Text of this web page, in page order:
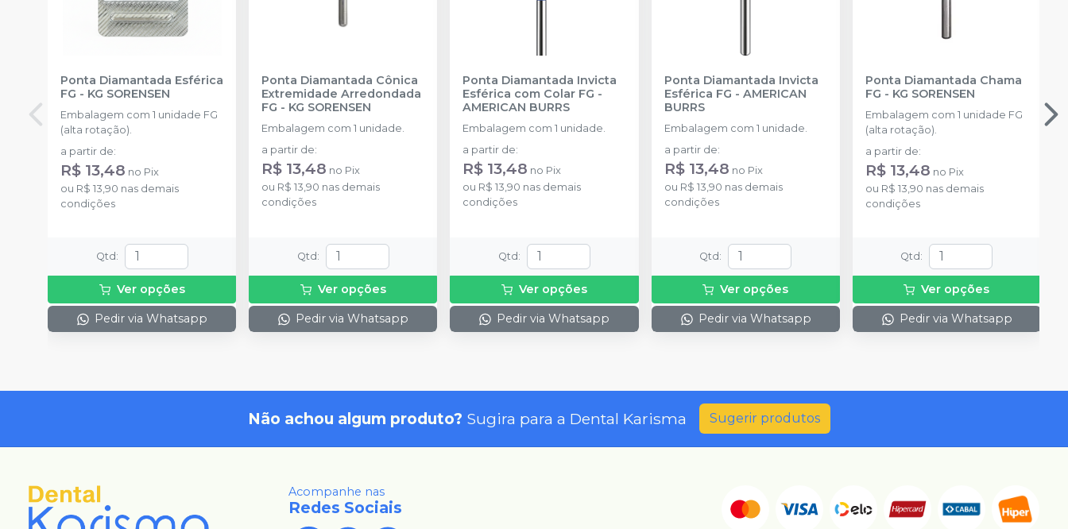
Ponta Diamantada Esférica
FG - KG SORENSEN
Embalagem com 1 unidade FG
(alta rotação).
a partir de:
R$ 13,48 no Pix
ou R$ 13,90 nas demais
condições
Qtd :
Ver opções
Pedir via Whatsapp
Ponta Diamantada Cônica
Extremidade Arredondada
FG - KG SORENSEN
Embalagem com 1 unidade.
a partir de:
R$ 13,48 no Pix
ou R$ 13,90 nas demais
condições
Qtd :
Ver opções
Pedir via Whatsapp
Ponta Diamantada Invicta
Esférica com Colar FG -
AMERICAN BURRS
Embalagem com 1 unidade.
a partir de:
R$ 13,48 no Pix
ou R$ 13,90 nas demais
condições
Qtd :
Ver opções
Pedir via Whatsapp
Ponta Diamantada Invicta
Esférica FG - AMERICAN
BURRS
Embalagem com 1 unidade.
a partir de:
R$ 13,48 no Pix
ou R$ 13,90 nas demais
condições
Qtd :
Ver opções
Pedir via Whatsapp
Ponta Diamantada Chama
FG - KG SORENSEN
Embalagem com 1 unidade FG
(alta rotação).
a partir de:
R$ 13,48 no Pix
ou R$ 13,90 nas demais
condições
Qtd :
Ver opções
Pedir via Whatsapp
Não achou algum produto? Sugira para a Dental Karisma Sugerir produtos
Acompanhe nas
Redes Sociais